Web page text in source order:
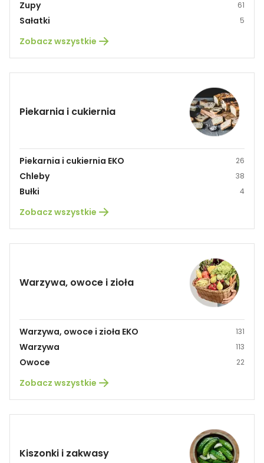
Zupy 61
Sałatki 5
Zobacz wszystkie
Piekarnia i cukiernia
Piekarnia i cukiernia EKO 26
Chleby 38
Bułki 4
Zobacz wszystkie
Warzywa, owoce i zioła
Warzywa, owoce i zioła EKO 131
Warzywa 113
Owoce 22
Zobacz wszystkie
Kiszonki i zakwasy